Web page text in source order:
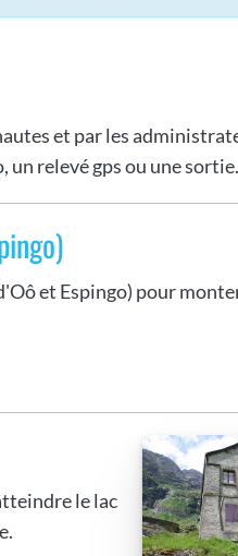
et par les
relevé gps ou une sortie.
et Espingo) pour
le lac